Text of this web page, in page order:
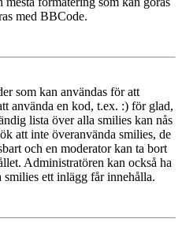
med BBCode.
som kan användas för att
använda en kod, t.ex. :) för glad,
lista över alla smilies kan nås
att inte överanvända smilies, de
och en moderator kan ta bort
Administratören kan också ha
smilies ett inlägg får innehålla.